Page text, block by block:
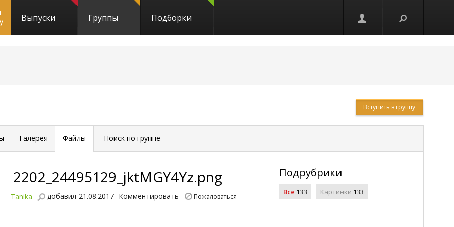
Выпуски Группы Подборки
Вступить в группу
Галерея Файлы Поиск по группе
2202_24495129_jktMGY4Yz.png
Tanika добавил 21.08.2017 Комментировать Пожаловаться
Подрубрики
Все 133 Картинки 133